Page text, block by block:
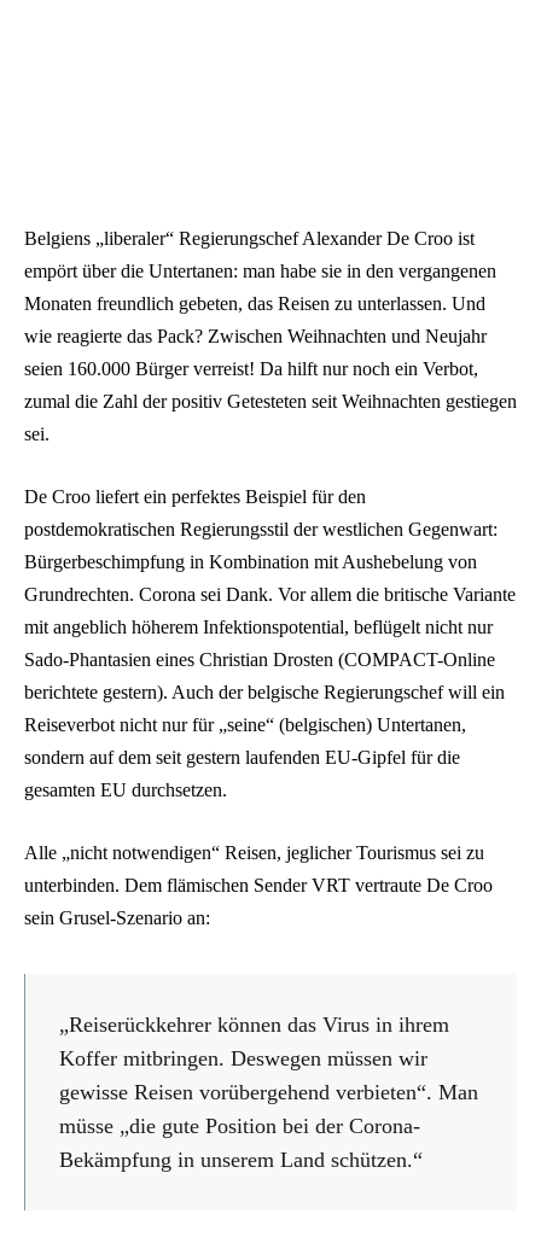
Belgiens „liberaler“ Regierungschef Alexander De Croo ist
empört über die Untertanen: man habe sie in den vergangenen
Monaten freundlich gebeten, das Reisen zu unterlassen. Und
wie reagierte das Pack? Zwischen Weihnachten und Neujahr
seien 160.000 Bürger verreist! Da hilft nur noch ein Verbot,
zumal die Zahl der positiv Getesteten seit Weihnachten gestiegen
sei.
De Croo liefert ein perfektes Beispiel für den
postdemokratischen Regierungsstil der westlichen Gegenwart:
Bürgerbeschimpfung in Kombination mit Aushebelung von
Grundrechten. Corona sei Dank. Vor allem die britische Variante
mit angeblich höherem Infektionspotential, beflügelt nicht nur
Sado-Phantasien eines Christian Drosten (COMPACT-Online
berichtete gestern). Auch der belgische Regierungschef will ein
Reiseverbot nicht nur für „seine“ (belgischen) Untertanen,
sondern auf dem seit gestern laufenden EU-Gipfel für die
gesamten EU durchsetzen.
Alle „nicht notwendigen“ Reisen, jeglicher Tourismus sei zu
unterbinden. Dem flämischen Sender VRT vertraute De Croo
sein Grusel-Szenario an:
„Reiserückkehrer können das Virus in ihrem
Koffer mitbringen. Deswegen müssen wir
gewisse Reisen vorübergehend verbieten“. Man
müsse „die gute Position bei der Corona-
Bekämpfung in unserem Land schützen.“